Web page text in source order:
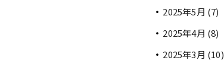
2025年5月 (7)
2025年4月 (8)
2025年3月 (10)